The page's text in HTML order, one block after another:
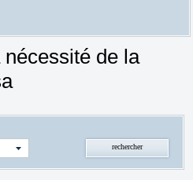
de la